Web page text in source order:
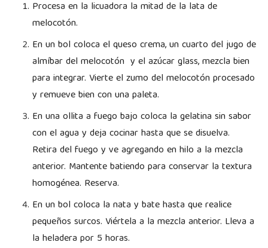
Procesa en la licuadora la mitad de la lata de
melocotón.
En un bol coloca el queso crema, un cuarto del jugo de
almíbar del melocotón y el azúcar glass, mezcla bien
para integrar. Vierte el zumo del melocotón procesado
y remueve bien con una paleta.
En una ollita a fuego bajo coloca la gelatina sin sabor
con el agua y deja cocinar hasta que se disuelva.
Retira del fuego y ve agregando en hilo a la mezcla
anterior. Mantente batiendo para conservar la textura
homogénea. Reserva.
En un bol coloca la nata y bate hasta que realice
pequeños surcos. Viértela a la mezcla anterior. Lleva a
la heladera por 5 horas.